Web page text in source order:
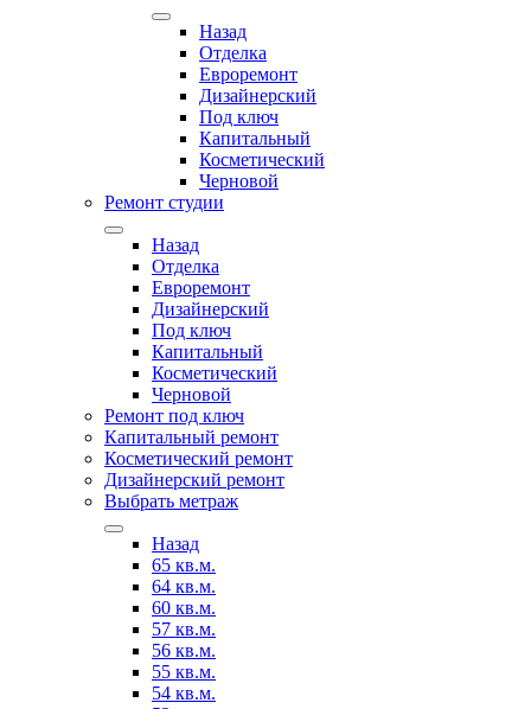
Назад
Отделка
Евроремонт
Дизайнерский
Под ключ
Капитальный
Косметический
Черновой
Ремонт студии
Назад
Отделка
Евроремонт
Дизайнерский
Под ключ
Капитальный
Косметический
Черновой
Ремонт под ключ
Капитальный ремонт
Косметический ремонт
Дизайнерский ремонт
Выбрать метраж
Назад
65 кв.м.
64 кв.м.
60 кв.м.
57 кв.м.
56 кв.м.
55 кв.м.
54 кв.м.